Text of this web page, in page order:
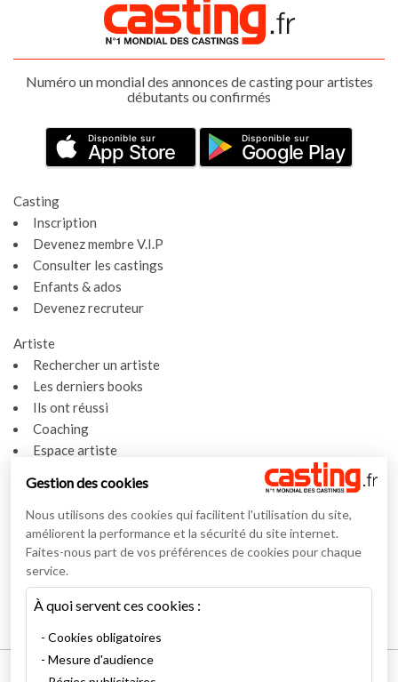
Numéro un mondial des annonces de casting pour artistes
débutants ou confirmés
Disponible sur
App Store
Disponible sur
Google Play
Casting
Inscription
Devenez membre V.I.P
Consulter les castings
Enfants & ados
Devenez recruteur
Artiste
Rechercher un artiste
Les derniers books
Ils ont réussi
Coaching
Espace artiste
Actualités
Actualités
Vidéos
Interviews
Nos interviews
Lexique
Gestion des cookies
Nous utilisons des cookies qui facilitent l'utilisation du site,
améliorent la performance et la sécurité du site internet.
Faites-nous part de vos préférences de cookies pour chaque
service.
À quoi servent ces cookies :
Cookies obligatoires
Mesure d'audience